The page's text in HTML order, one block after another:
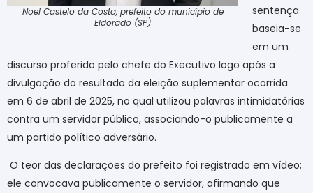
Noel Castelo da Costa, prefeito do município de
Eldorado (SP)
sentença
baseia-se
em um
discurso proferido pelo chefe do Executivo logo após a
divulgação do resultado da eleição suplementar ocorrida
em 6 de abril de 2025, no qual utilizou palavras intimidatórias
contra um servidor público, associando-o publicamente a
um partido político adversário.
O teor das declarações do prefeito foi registrado em vídeo;
ele convocava publicamente o servidor, afirmando que